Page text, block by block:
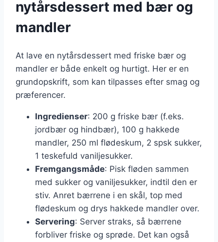
nytårsdessert med bær og
mandler
At lave en nytårsdessert med friske bær og
mandler er både enkelt og hurtigt. Her er en
grundopskrift, som kan tilpasses efter smag og
præferencer.
Ingredienser: 200 g friske bær (f.eks.
jordbær og hindbær), 100 g hakkede
mandler, 250 ml flødeskum, 2 spsk sukker,
1 teskefuld vaniljesukker.
Fremgangsmåde: Pisk fløden sammen
med sukker og vaniljesukker, indtil den er
stiv. Anret bærrene i en skål, top med
flødeskum og drys hakkede mandler over.
Servering: Server straks, så bærrene
forbliver friske og sprøde. Det kan også